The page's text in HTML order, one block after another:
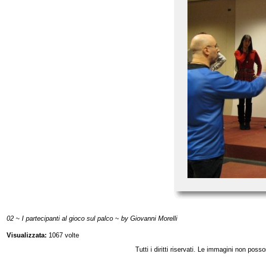
02 ~ I partecipanti al gioco sul palco ~ by Giovanni Morelli
Visualizzata: 1067 volte
Tutti i diritti riservati. Le immagini non